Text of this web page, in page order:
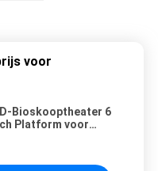
voor
Bioskooptheater 6
Platform voor